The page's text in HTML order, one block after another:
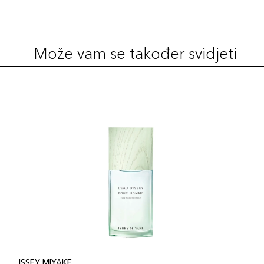
Može vam se također svidjeti